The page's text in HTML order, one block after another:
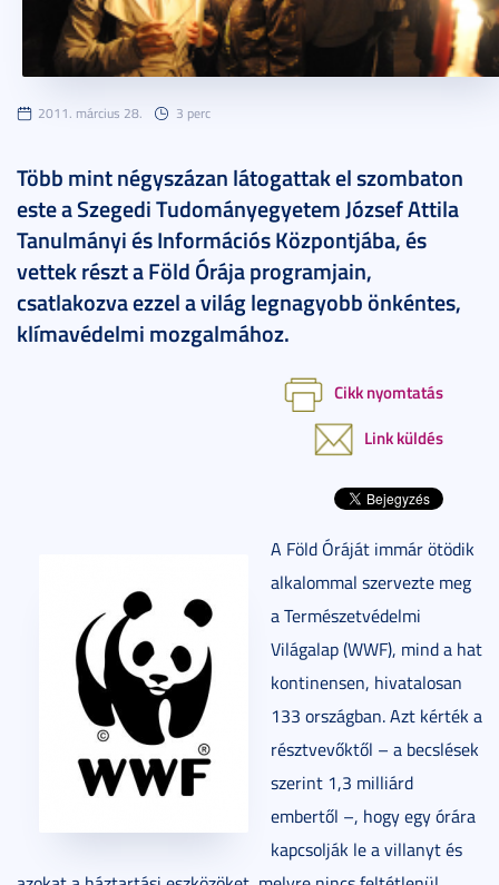
2011. március 28. 3 perc
Több mint négyszázan látogattak el szombaton
este a Szegedi Tudományegyetem József Attila
Tanulmányi és Információs Központjába, és
vettek részt a Föld Órája programjain,
csatlakozva ezzel a világ legnagyobb önkéntes,
klímavédelmi mozgalmához.
Cikk nyomtatás
Link küldés
A Föld Óráját immár ötödik
alkalommal szervezte meg
a Természetvédelmi
Világalap (WWF), mind a hat
kontinensen, hivatalosan
133 országban. Azt kérték a
résztvevőktől – a becslések
szerint 1,3 milliárd
embertől –, hogy egy órára
kapcsolják le a villanyt és